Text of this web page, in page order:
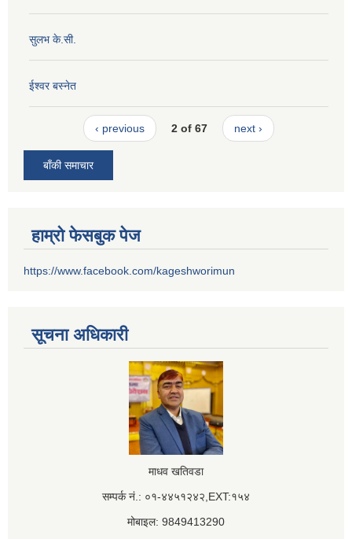
सुलभ के.सी.
ईश्वर बस्नेत
‹ previous 2 of 67 next ›
बाँकी समाचार
हाम्रो फेसबुक पेज
https://www.facebook.com/kageshworimun
सूचना अधिकारी
माधव खतिवडा
सम्पर्क नं.: ०१-४४५१२४२,EXT:१५४
मोबाइल: 9849413290